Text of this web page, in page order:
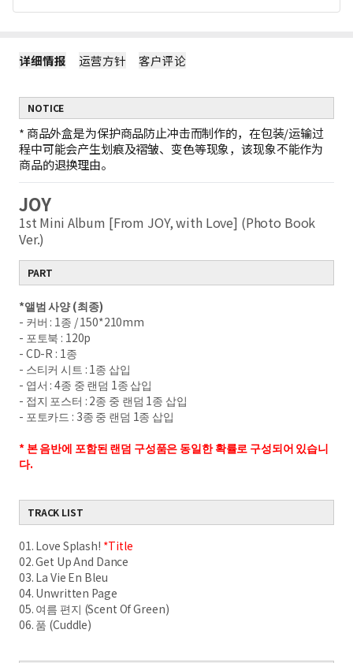
详细情报 运营方针 客户评论
NOTICE
* 商品外盒是为保护商品防止冲击而制作的，在包装/运输过
程中可能会产生划痕及褶皱、变色等现象，该现象不能作为
商品的退换理由。
JOY
1st Mini Album [From JOY, with Love] (Photo Book
Ver.)
PART
*앨범 사양 (최종)
- 커버 : 1종 / 150*210mm
- 포토북 : 120p
- CD-R : 1종
- 스티커 시트 : 1종 삽입
- 엽서 : 4종 중 랜덤 1종 삽입
- 접지 포스터 : 2종 중 랜덤 1종 삽입
- 포토카드 : 3종 중 랜덤 1종 삽입
* 본 음반에 포함된 랜덤 구성품은 동일한 확률로 구성되어 있습니
다.
TRACK LIST
01. Love Splash! *Title
02. Get Up And Dance
03. La Vie En Bleu
04. Unwritten Page
05. 여름 편지 (Scent Of Green)
06. 품 (Cuddle)